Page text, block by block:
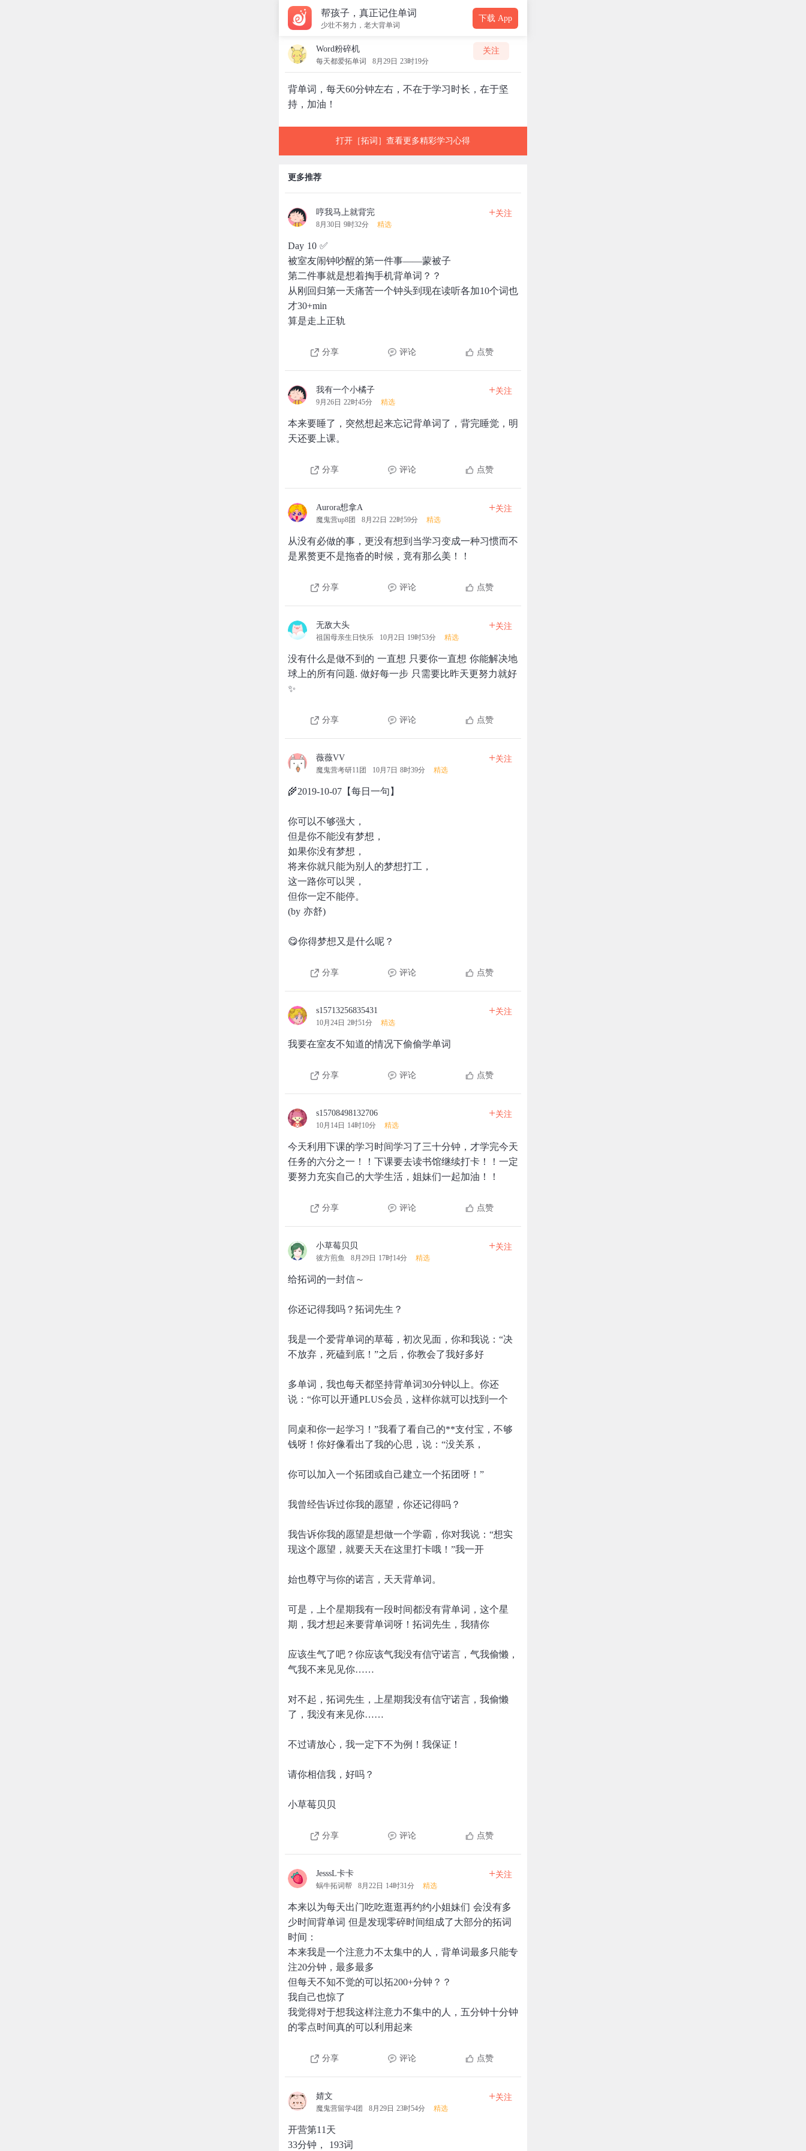
帮孩子，真正记住单词
少壮不努力，老大背单词
下载 App
Word粉碎机
每天都爱拓单词 8月29日 23时19分
关注
背单词，每天60分钟左右，不在于学习时长，在于坚
持，加油！
打开［拓词］查看更多精彩学习心得
更多推荐
哼我马上就背完
8月30日 9时32分 精选
+关注
Day 10 ✅
被室友闹钟吵醒的第一件事——蒙被子
第二件事就是想着掏手机背单词？？
从刚回归第一天痛苦一个钟头到现在读听各加10个词也
才30+min
算是走上正轨
分享 评论 点赞
我有一个小橘子
9月26日 22时45分 精选
+关注
本来要睡了，突然想起来忘记背单词了，背完睡觉，明
天还要上课。
分享 评论 点赞
Aurora想拿A
魔鬼营up8团 8月22日 22时59分 精选
+关注
从没有必做的事，更没有想到当学习变成一种习惯而不
是累赘更不是拖沓的时候，竟有那么美！！
分享 评论 点赞
无敌大头
祖国母亲生日快乐 10月2日 19时53分 精选
+关注
没有什么是做不到的 一直想 只要你一直想 你能解决地
球上的所有问题. 做好每一步 只需要比昨天更努力就好
✨
分享 评论 点赞
薇薇VV
魔鬼营考研11团 10月7日 8时39分 精选
+关注
🌾2019-10-07【每日一句】
你可以不够强大，
但是你不能没有梦想，
如果你没有梦想，
将来你就只能为别人的梦想打工，
这一路你可以哭，
但你一定不能停。
(by 亦舒)
😋你得梦想又是什么呢？
分享 评论 点赞
s15713256835431
10月24日 2时51分 精选
+关注
我要在室友不知道的情况下偷偷学单词
分享 评论 点赞
s15708498132706
10月14日 14时10分 精选
+关注
今天利用下课的学习时间学习了三十分钟，才学完今天
任务的六分之一！！下课要去读书馆继续打卡！！一定
要努力充实自己的大学生活，姐妹们一起加油！！
分享 评论 点赞
小草莓贝贝
彼方煎鱼 8月29日 17时14分 精选
+关注
给拓词的一封信～
你还记得我吗？拓词先生？
我是一个爱背单词的草莓，初次见面，你和我说：“决
不放弃，死磕到底！”之后，你教会了我好多好
多单词，我也每天都坚持背单词30分钟以上。你还
说：“你可以开通PLUS会员，这样你就可以找到一个
同桌和你一起学习！”我看了看自己的**支付宝，不够
钱呀！你好像看出了我的心思，说：“没关系，
你可以加入一个拓团或自己建立一个拓团呀！”
我曾经告诉过你我的愿望，你还记得吗？
我告诉你我的愿望是想做一个学霸，你对我说：“想实
现这个愿望，就要天天在这里打卡哦！”我一开
始也尊守与你的诺言，天天背单词。
可是，上个星期我有一段时间都没有背单词，这个星
期，我才想起来要背单词呀！拓词先生，我猜你
应该生气了吧？你应该气我没有信守诺言，气我偷懒，
气我不来见见你……
对不起，拓词先生，上星期我没有信守诺言，我偷懒
了，我没有来见你……
不过请放心，我一定下不为例！我保证！
请你相信我，好吗？
小草莓贝贝
分享 评论 点赞
JesssL卡卡
蜗牛拓词帮 8月22日 14时31分 精选
+关注
本来以为每天出门吃吃逛逛再约约小姐妹们 会没有多
少时间背单词 但是发现零碎时间组成了大部分的拓词
时间：
本来我是一个注意力不太集中的人，背单词最多只能专
注20分钟，最多最多
但每天不知不觉的可以拓200+分钟？？
我自己也惊了
我觉得对于想我这样注意力不集中的人，五分钟十分钟
的零点时间真的可以利用起来
分享 评论 点赞
婧文
魔鬼营留学4团 8月29日 23时54分 精选
+关注
开营第11天
33分钟， 193词